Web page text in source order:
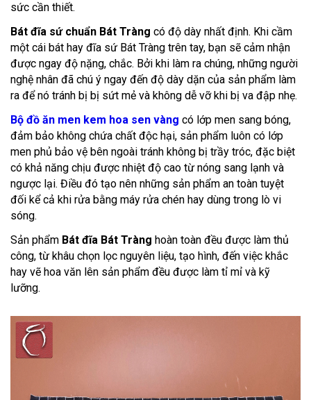
sức cần thiết.
Bát đĩa sứ chuẩn Bát Tràng có độ dày nhất định. Khi cầm
một cái bát hay đĩa sứ Bát Tràng trên tay, bạn sẽ cảm nhận
được ngay độ nặng, chắc. Bởi khi làm ra chúng, những người
nghệ nhân đã chú ý ngay đến độ dày dặn của sản phẩm làm
ra để nó tránh bị bị sứt mẻ và không dễ vỡ khi bị va đập nhẹ.
Bộ đồ ăn men kem hoa sen vàng có lớp men sang bóng,
đảm bảo không chứa chất độc hại, sản phẩm luôn có lớp
men phủ bảo vệ bên ngoài tránh không bị trầy tróc, đặc biệt
có khả năng chịu được nhiệt độ cao từ nóng sang lạnh và
ngược lại. Điều đó tạo nên những sản phẩm an toàn tuyệt
đối kể cả khi rửa bằng máy rửa chén hay dùng trong lò vi
sóng.
Sản phẩm Bát đĩa Bát Tràng hoàn toàn đều được làm thủ
công, từ khâu chọn lọc nguyên liệu, tạo hình, đến việc khắc
hay vẽ hoa văn lên sản phẩm đều được làm tỉ mỉ và kỹ
lưỡng.